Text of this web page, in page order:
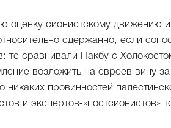
оценку сионистскому
сдержанно, если
те сравнивали Накбу с
возложить на евреев вину
никаких провинностей
и